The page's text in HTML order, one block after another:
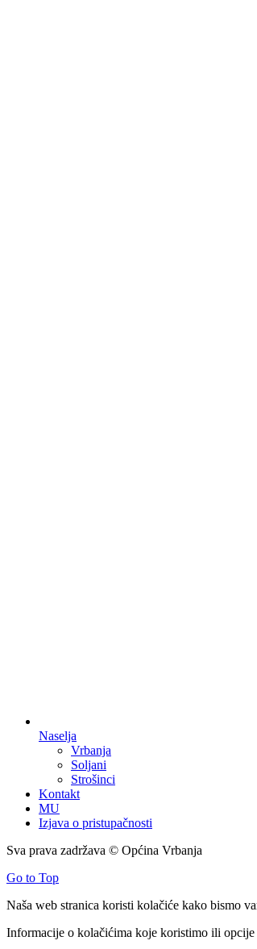
Naselja
Vrbanja
Soljani
Strošinci
Kontakt
MU
Izjava o pristupačnosti
Sva prava zadržava © Općina Vrbanja
Go to Top
Naša web stranica koristi kolačiće kako bismo
Informacije o kolačićima koje koristimo ili